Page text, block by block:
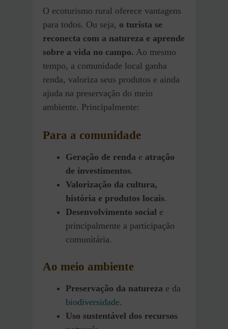
O ecoturismo rural oferece vantagens
para todos. Ou seja, o turista se
reconecta com a natureza e aprende
sobre a vida no campo. Ao mesmo
tempo, a comunidade local ganha
renda, valoriza seus produtos e ainda
ajuda na preservação do meio
ambiente. Principalmente:
Para a comunidade
Geração de renda e atração
de investimentos.
Valorização da cultura,
história e produtos locais.
Desenvolvimento social e
principalmente a participação
comunitária.
Ao meio ambiente
Preservação da natureza e da
biodiversidade.
Uso sustentável dos recursos